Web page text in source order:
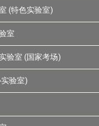
(特色实验室)
室
验室 (国家考场)
验室)